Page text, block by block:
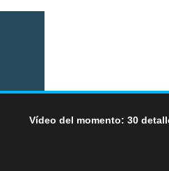
Vídeo del momento: 30